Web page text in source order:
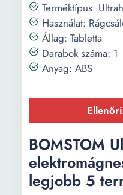
Terméktípus:
Használat:
Állag: Tabletta
Darabok száma: 1
Anyag: ABS
BOMSTOM
legjobb 5